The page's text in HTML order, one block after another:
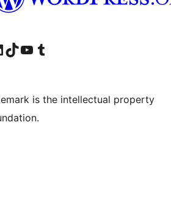
ziyaret edin
TikTok hesabımızı ziyaret edinYouTube kanalımızı ziyaret edinTumblr hesabımızı ziyaret edin
is the intellectual property